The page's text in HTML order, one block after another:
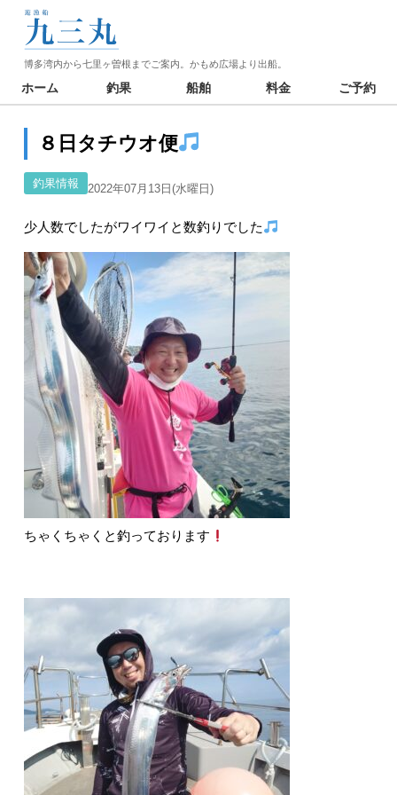
博多湾内から七里ヶ曽根までご案内。かもめ広場より出船。
ホーム 釣果 船舶 料金 ご予約
８日タチウオ便
釣果情報 2022年07月13日(水曜日)
少人数でしたがワイワイと数釣りでした
ちゃくちゃくと釣っております